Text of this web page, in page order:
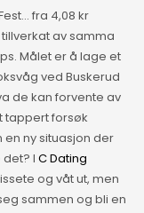
fra 4,08 kr
av samma
Målet er å lage et
ved Buskerud
de kan forvente av
tappert forsøk
ny situasjon der
I C Dating
og våt ut, men
sammen og bli en